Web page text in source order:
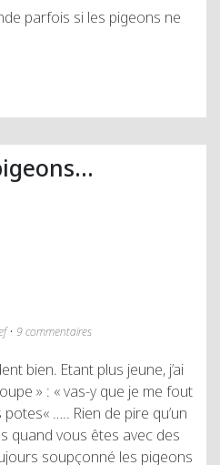
parfois si les pigeons ne
• 9 commentaires
bien. Etant plus jeune, j’ai
» : « vas-y que je me fout
….. Rien de pire qu’un
quand vous êtes avec des
soupçonné les pigeons